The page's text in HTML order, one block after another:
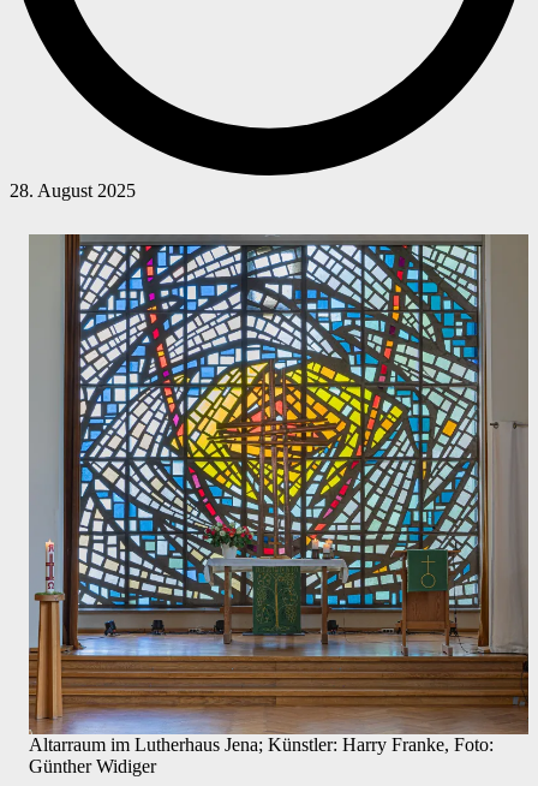
28. August 2025
Altarraum im Lutherhaus Jena; Künstler: Harry Franke, Foto:
Günther Widiger